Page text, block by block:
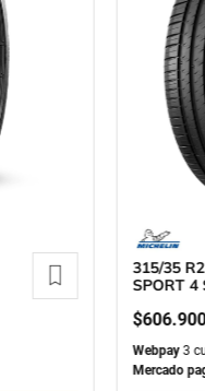
315/35
SPORT 4
$606.
Webpay3
Mercado